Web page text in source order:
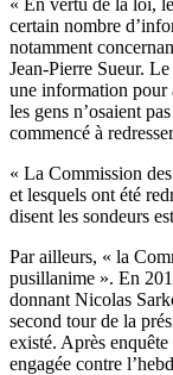
certain nombre
notamment
Jean-Pierre Sueur.
une information pour
les gens n’osaient
commencé à
« La Commission
et lesquels ont été
disent les sondeurs
Par ailleurs, « la
pusillanime ». En
donnant Nicolas
second tour de la
existé. Après
engagée contre